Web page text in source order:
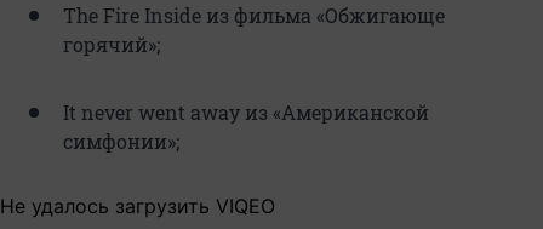
The Fire Inside из фильма «Обжигающе
горячий»;
It never went away из «Американской
симфонии»;
Не удалось загрузить VIQEO